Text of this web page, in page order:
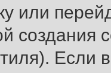
или
создания
Если